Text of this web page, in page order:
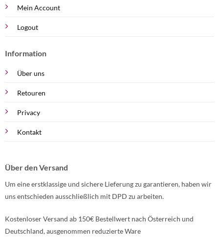
Mein Account
Logout
Information
Über uns
Retouren
Privacy
Kontakt
Über den Versand
Um eine erstklassige und sichere Lieferung zu garantieren, haben wir
uns entschieden ausschließlich mit DPD zu arbeiten.
Kostenloser Versand ab 150€ Bestellwert nach Österreich und
Deutschland, ausgenommen reduzierte Ware